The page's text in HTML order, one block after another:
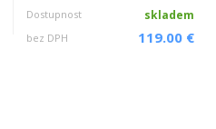
Dostupnost skladem
bez DPH 119.00 €